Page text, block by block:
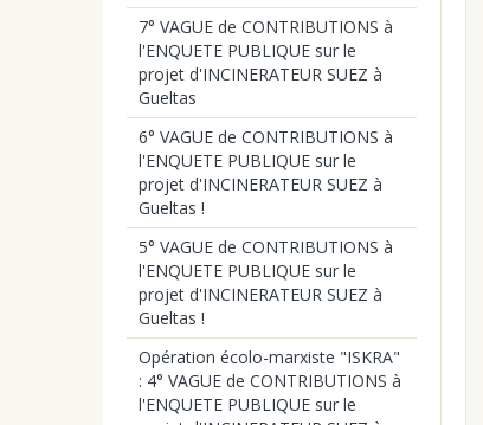
7° VAGUE de CONTRIBUTIONS à
l'ENQUETE PUBLIQUE sur le
projet d'INCINERATEUR SUEZ à
Gueltas
6° VAGUE de CONTRIBUTIONS à
l'ENQUETE PUBLIQUE sur le
projet d'INCINERATEUR SUEZ à
Gueltas !
5° VAGUE de CONTRIBUTIONS à
l'ENQUETE PUBLIQUE sur le
projet d'INCINERATEUR SUEZ à
Gueltas !
Opération écolo-marxiste "ISKRA"
: 4° VAGUE de CONTRIBUTIONS à
l'ENQUETE PUBLIQUE sur le